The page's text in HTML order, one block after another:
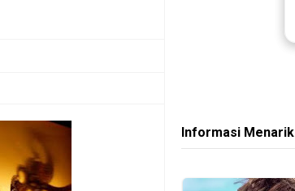
Informasi Menarik